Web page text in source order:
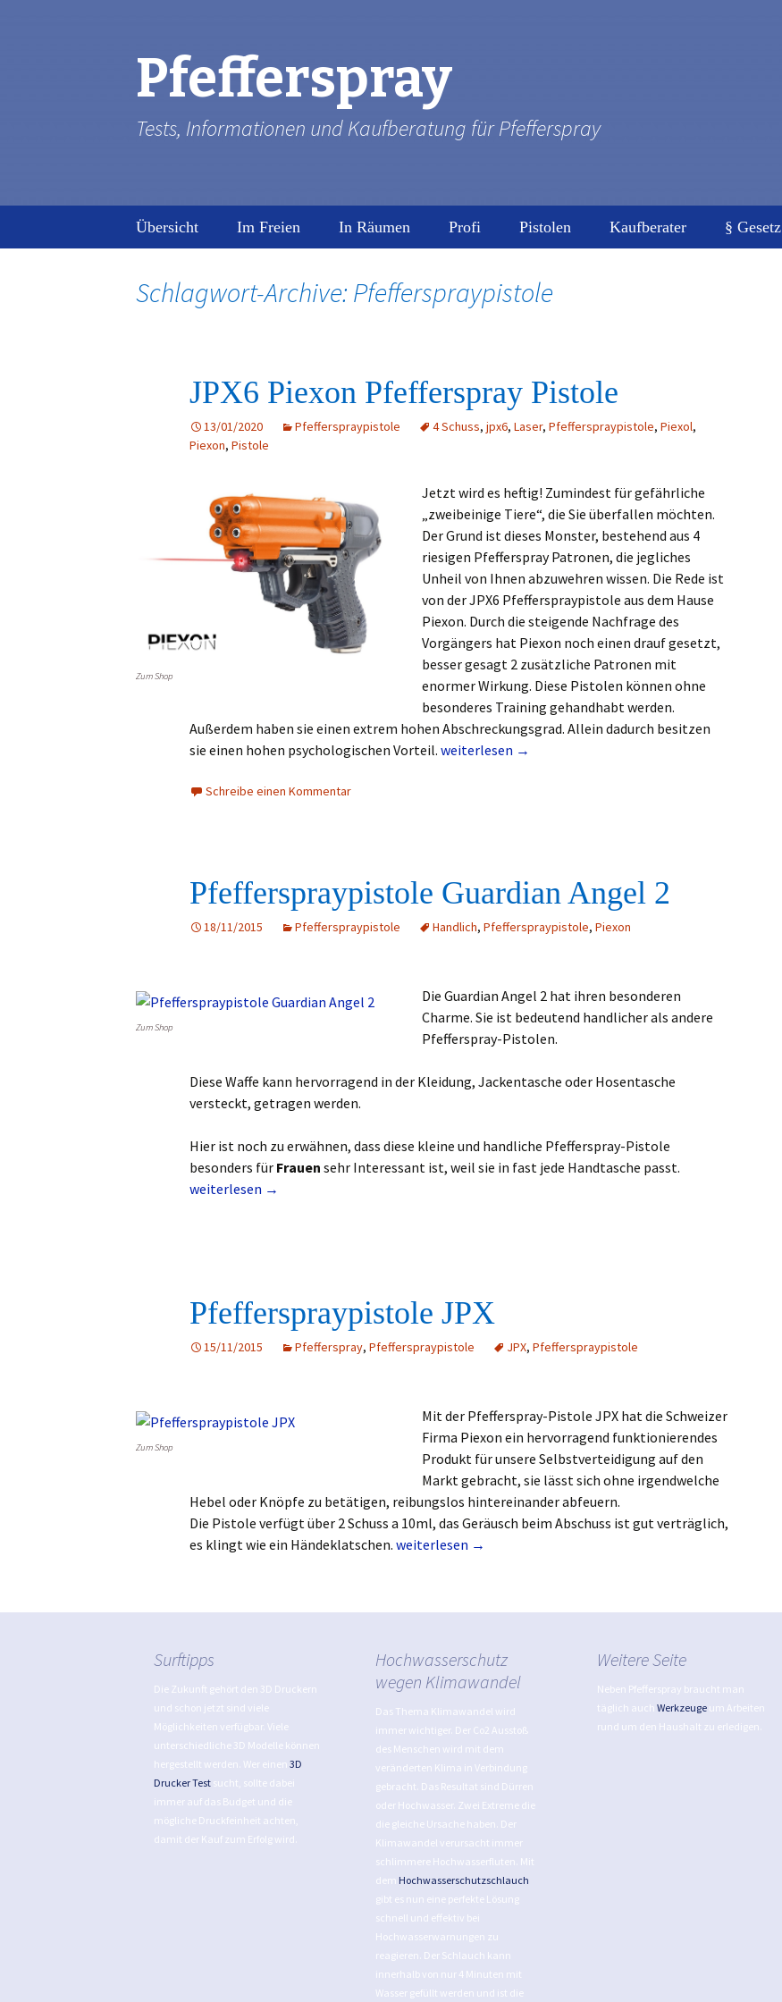
Pfefferspray
Tests, Informationen und Kaufberatung für Pfefferspray
Zum
Inhalt
Übersicht Im Freien In Räumen Profi Pistolen Kaufberater § Gesetz
Schlagwort-Archive: Pfefferspraypistole
JPX6 Piexon Pfefferspray Pistole
13/01/2020 Pfefferspraypistole 4 Schuss, jpx6, Laser, Pfefferspraypistole, Piexol,
Piexon, Pistole
Zum Shop
Jetzt wird es heftig! Zumindest für gefährliche
„zweibeinige Tiere“, die Sie überfallen möchten.
Der Grund ist dieses Monster, bestehend aus 4
riesigen Pfefferspray Patronen, die jegliches
Unheil von Ihnen abzuwehren wissen. Die Rede ist
von der JPX6 Pfefferspraypistole aus dem Hause
Piexon. Durch die steigende Nachfrage des
Vorgängers hat Piexon noch einen drauf gesetzt,
besser gesagt 2 zusätzliche Patronen mit
enormer Wirkung. Diese Pistolen können ohne
besonderes Training gehandhabt werden.
Außerdem haben sie einen extrem hohen Abschreckungsgrad. Allein dadurch besitzen
sie einen hohen psychologischen Vorteil. JPX6 Piexon Pfefferspray Pistole
weiterlesen →
Schreibe einen Kommentar
Pfefferspraypistole Guardian Angel 2
18/11/2015 Pfefferspraypistole Handlich, Pfefferspraypistole, Piexon
Zum Shop
Die Guardian Angel 2 hat ihren besonderen
Charme. Sie ist bedeutend handlicher als andere
Pfefferspray-Pistolen.
Diese Waffe kann hervorragend in der Kleidung, Jackentasche oder Hosentasche
versteckt, getragen werden.
Hier ist noch zu erwähnen, dass diese kleine und handliche Pfefferspray-Pistole
besonders für Frauen sehr Interessant ist, weil sie in fast jede Handtasche passt.
Pfefferspraypistole Guardian Angel 2
weiterlesen →
Pfefferspraypistole JPX
15/11/2015 Pfefferspray, Pfefferspraypistole JPX, Pfefferspraypistole
Zum Shop
Mit der Pfefferspray-Pistole JPX hat die Schweizer
Firma Piexon ein hervorragend funktionierendes
Produkt für unsere Selbstverteidigung auf den
Markt gebracht, sie lässt sich ohne irgendwelche
Hebel oder Knöpfe zu betätigen, reibungslos hintereinander abfeuern.
Die Pistole verfügt über 2 Schuss a 10ml, das Geräusch beim Abschuss ist gut verträglich,
es klingt wie ein Händeklatschen. Pfefferspraypistole JPX
weiterlesen →
Surftipps
Die Zukunft gehört den 3D Druckern
und schon jetzt sind viele
Möglichkeiten verfügbar. Viele
unterschiedliche 3D Modelle können
hergestellt werden. Wer einen 3D
Drucker Test sucht, sollte dabei
immer auf das Budget und die
mögliche Druckfeinheit achten,
damit der Kauf zum Erfolg wird.
Hochwasserschutz
wegen Klimawandel
Das Thema Klimawandel wird
immer wichtiger. Der Co2 Ausstoß
des Menschen wird mit dem
veränderten Klima in Verbindung
gebracht. Das Resultat sind Dürren
oder Hochwasser. Zwei Extreme die
die gleiche Ursache haben. Der
Klimawandel verursacht immer
schlimmere Hochwasserfluten. Mit
dem Hochwasserschutzschlauch
gibt es nun eine perfekte Lösung
schnell und effektiv bei
Hochwasserwarnungen zu
reagieren. Der Schlauch kann
innerhalb von nur 4 Minuten mit
Wasser gefüllt werden und ist die
Weitere Seite
Neben Pfefferspray braucht man
täglich auch Werkzeuge um Arbeiten
rund um den Haushalt zu erledigen.